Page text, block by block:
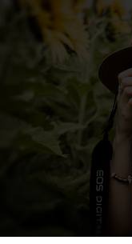
springen